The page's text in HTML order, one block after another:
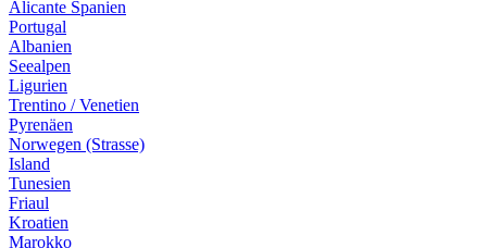
Alicante Spanien
Portugal
Albanien
Seealpen
Ligurien
Trentino / Venetien
Pyrenäen
Norwegen (Strasse)
Island
Tunesien
Friaul
Kroatien
Marokko